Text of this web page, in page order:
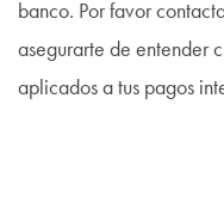
banco. Por favor
asegurarte de entender
aplicados a tus pagos